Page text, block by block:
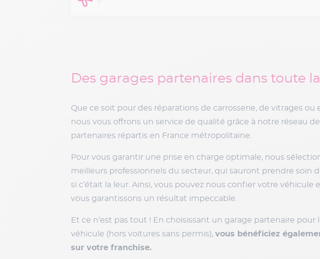
Des garages partenaires dans toute
Que ce soit pour des réparations de carrosserie, de vitrages ou
nous vous offrons un service de qualité grâce à notre réseau
partenaires répartis en France métropolitaine.
Pour vous garantir une prise en charge optimale, nous
meilleurs professionnels du secteur, qui sauront prendre soin
si c’était la leur. Ainsi, vous pouvez nous confier votre véhicule
vous garantissons un résultat impeccable.
Et ce n’est pas tout ! En choisissant un garage partenaire pour
véhicule (hors voitures sans permis), vous bénéficiez
sur votre franchise.